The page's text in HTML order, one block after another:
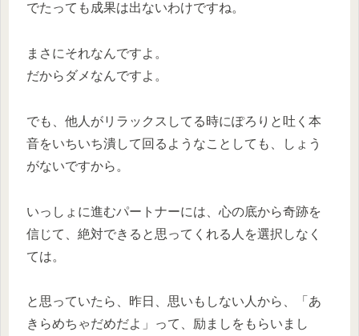
でたっても成果は出ないわけですね。
まさにそれなんですよ。
だからダメなんですよ。
でも、他人がリラックスしてる時にぽろりと吐く本
音をいちいち潰して回るようなことしても、しょう
がないですから。
いっしょに進むパートナーには、心の底から奇跡を
信じて、絶対できると思ってくれる人を選択しなく
ては。
と思っていたら、昨日、思いもしない人から、「あ
きらめちゃだめだよ」って、励ましをもらいまし